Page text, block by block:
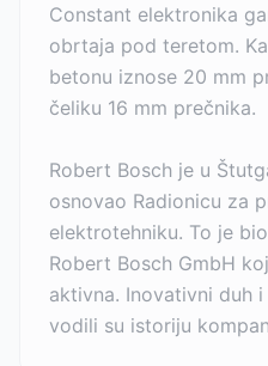
Constant elektronika
obrtaja pod teretom.
betonu iznose 20 mm
čeliku 16 mm prečnika.
Robert Bosch je u
osnovao Radionicu za
elektrotehniku. To je
Robert Bosch GmbH
aktivna. Inovativni duh
vodili su istoriju